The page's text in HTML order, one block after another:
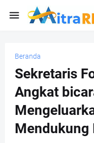
Beranda
Sekretaris
Angkat
Mendukung